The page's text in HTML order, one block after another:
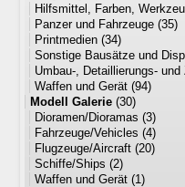
Hilfsmittel, Farben,
Panzer und Fahrzeuge (35)
Printmedien (34)
Sonstige Bausätze und
Umbau-, Detaillierungs-
Waffen und Gerät (94)
Modell Galerie (30)
Dioramen/Dioramas (3)
Fahrzeuge/Vehicles (4)
Flugzeuge/Aircraft (20)
Schiffe/Ships (2)
Waffen und Gerät (1)